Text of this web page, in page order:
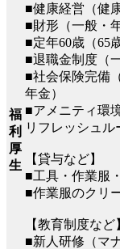
福
利
厚
生
■健康経営（健
■財形（一般・
■定年60歳（65
■退職金制度（
■社会保険完備
年金）
■アメニティ環
リフレッシュル
【貸与など】
■工具・作業服
■作業服のクリ
【教育制度など
■新人研修（マ